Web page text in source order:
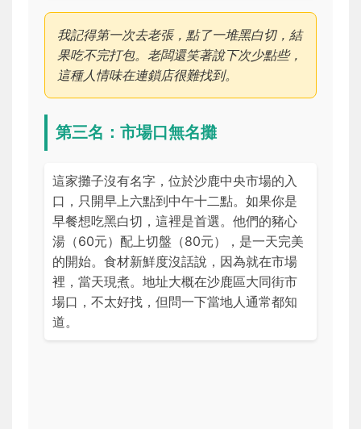
我記得第一次去老張，點了一堆黑白切，結
果吃不完打包。老闆還笑著說下次少點些，
這種人情味在連鎖店很難找到。
第三名：市場口無名攤
這家攤子沒有名字，位於沙鹿中央市場的入
口，只開早上六點到中午十二點。如果你是
早餐想吃黑白切，這裡是首選。他們的豬心
湯（60元）配上切盤（80元），是一天完美
的開始。食材新鮮度沒話說，因為就在市場
裡，當天現煮。地址大概在沙鹿區大同街市
場口，不太好找，但問一下當地人通常都知
道。